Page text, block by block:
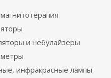
и небулайзеры
инфракрасные лампы